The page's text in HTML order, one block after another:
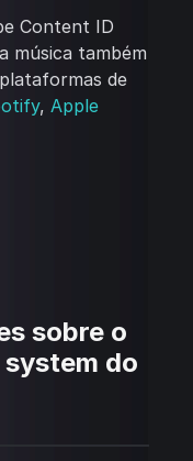
Content ID
música também
de
,Apple
sobre o
do